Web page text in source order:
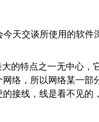
天交谈所使用的软件
的特点之一无中心，
络，所以网络某一部
接线，线是看不见的